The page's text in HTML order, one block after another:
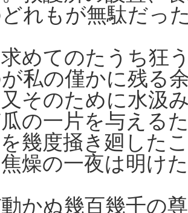
れもが無駄だっ
めてのたうち狂
私の僅かに残る
そのために水汲
の一片を与える
幾度掻き廻した
燥の一夜は明け
かぬ幾百幾千の